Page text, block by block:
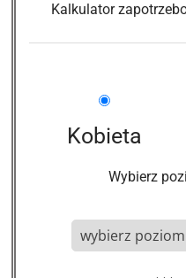
Kalkulator
Kobieta
Wybierz